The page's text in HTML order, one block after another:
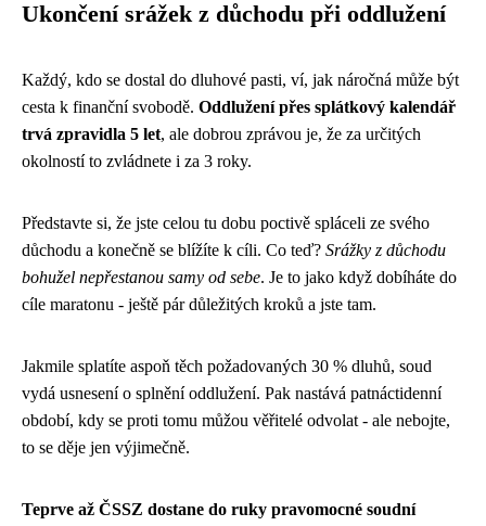
Ukončení srážek z důchodu při oddlužení
Každý, kdo se dostal do dluhové pasti, ví, jak náročná může být
cesta k finanční svobodě. Oddlužení přes splátkový kalendář
trvá zpravidla 5 let, ale dobrou zprávou je, že za určitých
okolností to zvládnete i za 3 roky.
Představte si, že jste celou tu dobu poctivě spláceli ze svého
důchodu a konečně se blížíte k cíli. Co teď? Srážky z důchodu
bohužel nepřestanou samy od sebe. Je to jako když dobíháte do
cíle maratonu - ještě pár důležitých kroků a jste tam.
Jakmile splatíte aspoň těch požadovaných 30 % dluhů, soud
vydá usnesení o splnění oddlužení. Pak nastává patnáctidenní
období, kdy se proti tomu můžou věřitelé odvolat - ale nebojte,
to se děje jen výjimečně.
Teprve až ČSSZ dostane do ruky pravomocné soudní